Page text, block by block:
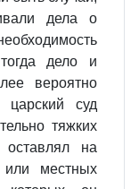
дела о
дело и
вероятно
суд
тяжких
оставлял на
или местных